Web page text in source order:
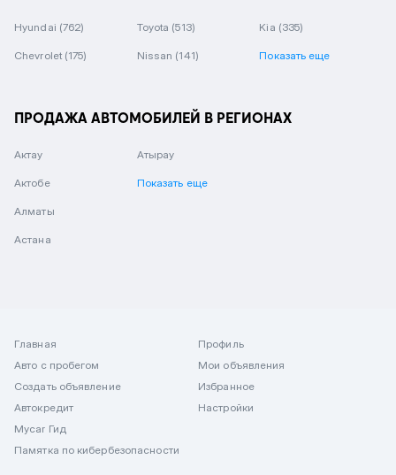
Hyundai (762) Toyota (513) Kia (335)
Chevrolet (175) Nissan (141) Показать еще
ПРОДАЖА АВТОМОБИЛЕЙ В РЕГИОНАХ
Актау
Актобе
Алматы
Астана
Атырау
Показать еще
Главная
Авто с пробегом
Создать объявление
Автокредит
Mycar Гид
Памятка по кибербезопасности
Профиль
Мои объявления
Избранное
Настройки